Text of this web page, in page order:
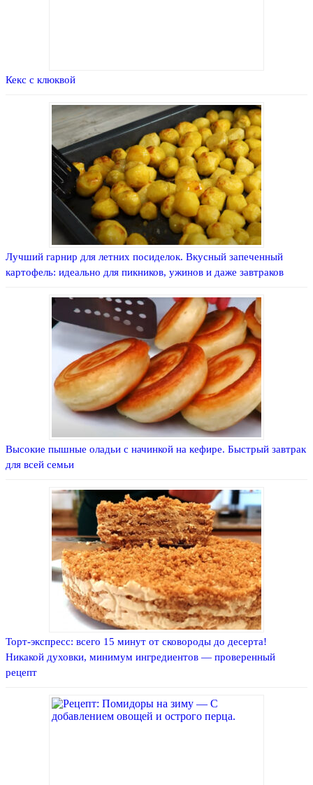
Кекс с клюквой
Лучший гарнир для летних посиделок. Вкусный запеченный
картофель: идеально для пикников, ужинов и даже завтраков
Высокие пышные оладьи c начинкой на кефире. Быстрый завтрак
для всей семьи
Торт-экспресс: всего 15 минут от сковороды до десерта!
Никакой духовки, минимум ингредиентов — проверенный
рецепт